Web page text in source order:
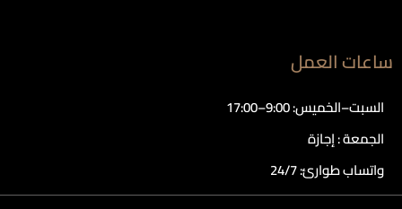
ساعات العمل
السبت–الخميس: 9:00–17:00
الجمعة : إجازة
واتساب طوارئ: 24/7